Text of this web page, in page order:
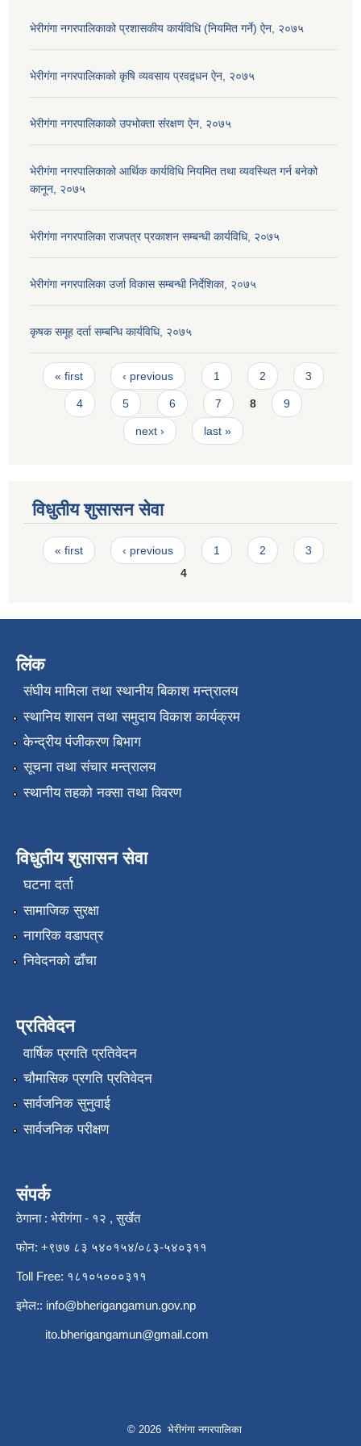
भेरीगंगा नगरपालिकाको प्रशासकीय कार्यविधि (नियमित गर्ने) ऐन, २०७५
भेरीगंगा नगरपालिकाको कृषि व्यवसाय प्रवद्र्धन ऐन, २०७५
भेरीगंगा नगरपालिकाको उपभोक्ता संंरक्षण ऐन, २०७५
भेरीगंगा नगरपालिकाको आर्थिक कार्यविधि नियमित तथा व्यवस्थित गर्न बनेको
कानून, २०७५
भेरीगंगा नगरपालिका राजपत्र प्रकाशन सम्बन्धी कार्यविधि, २०७५
भेरीगंगा नगरपालिका उर्जा विकास सम्बन्धी निर्देशिका, २०७५
कृषक समूह दर्ता सम्बन्धि कार्यविधि, २०७५
Pages
« first ‹ previous 1 2 3
4 5 6 7 8 9
next › last »
विधुतीय शुसासन सेवा
Pages
« first ‹ previous 1 2
3
4
लिंक
संघीय मामिला तथा स्थानीय बिकाश मन्त्रालय
स्थानिय शासन तथा समुदाय विकाश कार्यक्रम
केन्द्रीय पंजीकरण बिभाग
सूचना तथा संचार मन्त्रालय
स्थानीय तहको नक्सा तथा विवरण
विधुतीय शुसासन सेवा
घटना दर्ता
सामाजिक सुरक्षा
नागरिक वडापत्र
निवेदनको ढाँचा
प्रतिवेदन
वार्षिक प्रगति प्रतिवेदन
चौमासिक प्रगति प्रतिवेदन
सार्वजनिक सुनुवाई
सार्वजनिक परीक्षण
संपर्क
ठेगाना : भेरीगंगा - १२ , सुर्खेत
फोन: +९७७ ८३ ५४०१५४/०८३-५४०३११
Toll Free: १८१०५०००३११
इमेल:: info@bherigangamun.gov.np
ito.bherigangamun@gmail.com
© 2026 भेरीगंगा नगरपालिका